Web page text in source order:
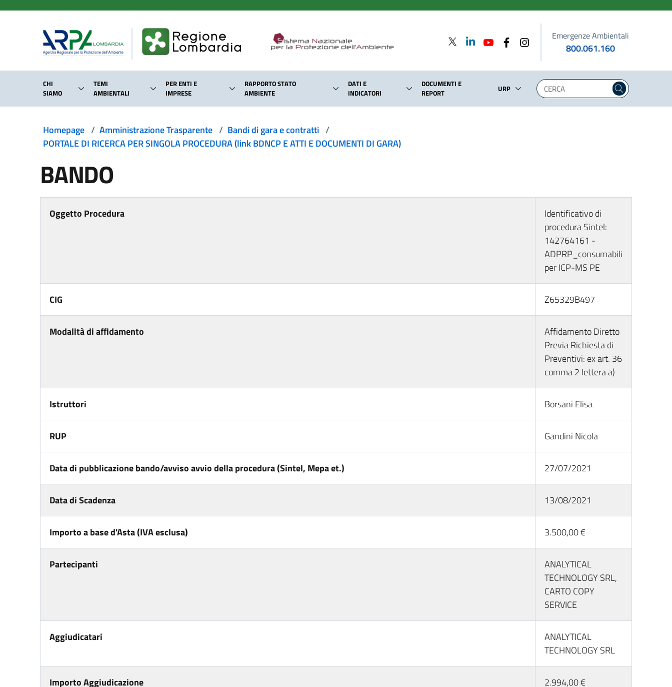
Emergenze Ambientali
800.061.160
CHI
SIAMO
TEMI
AMBIENTALI
PER ENTI E
IMPRESE
RAPPORTO STATO
AMBIENTE
DATI E
INDICATORI
DOCUMENTI E
REPORT
URP
Homepage / Amministrazione Trasparente / Bandi di gara e contratti /
PORTALE DI RICERCA PER SINGOLA PROCEDURA (link BDNCP E ATTI E DOCUMENTI DI GARA)
BANDO
Oggetto Procedura
Identificativo di
procedura Sintel:
142764161 -
ADPRP_consumabili
per ICP-MS PE
CIG Z65329B497
Modalità di affidamento
Affidamento Diretto
Previa Richiesta di
Preventivi: ex art. 36
comma 2 lettera a)
Istruttori Borsani Elisa
RUP Gandini Nicola
Data di pubblicazione bando/avviso avvio della procedura (Sintel, Mepa et.) 27/07/2021
Data di Scadenza 13/08/2021
Importo a base d'Asta (IVA esclusa) 3.500,00 €
Partecipanti
ANALYTICAL
TECHNOLOGY SRL,
CARTO COPY
SERVICE
Aggiudicatari
ANALYTICAL
TECHNOLOGY SRL
Importo Aggiudicazione 2.994,00 €